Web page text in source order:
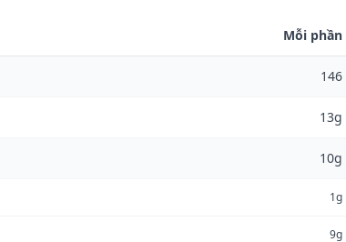
Mỗi phần
146
13g
10g
1g
9g